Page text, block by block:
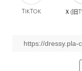
TikTok Ｘ(旧
https://dressy.pla-